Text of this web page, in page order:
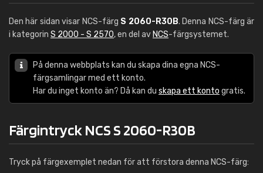
Den här sidan visar NCS-färg S 2060-R30B. Denna NCS-färg är
i kategorin S 2000 - S 2570, en del av NCS-färgsystemet.
På denna webbplats kan du skapa dina egna NCS-
färgsamlingar med ett konto.
Har du inget konto än? Då kan du skapa ett konto gratis.
Färgintryck NCS S 2060-R30B
Tryck på färgexemplet nedan för att förstora denna NCS-färg: